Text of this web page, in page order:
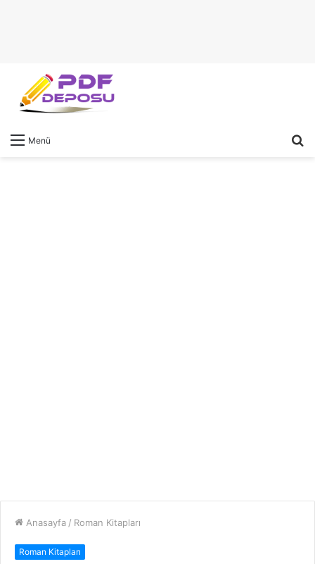
Menü
Anasayfa / Roman Kitapları
Roman Kitapları